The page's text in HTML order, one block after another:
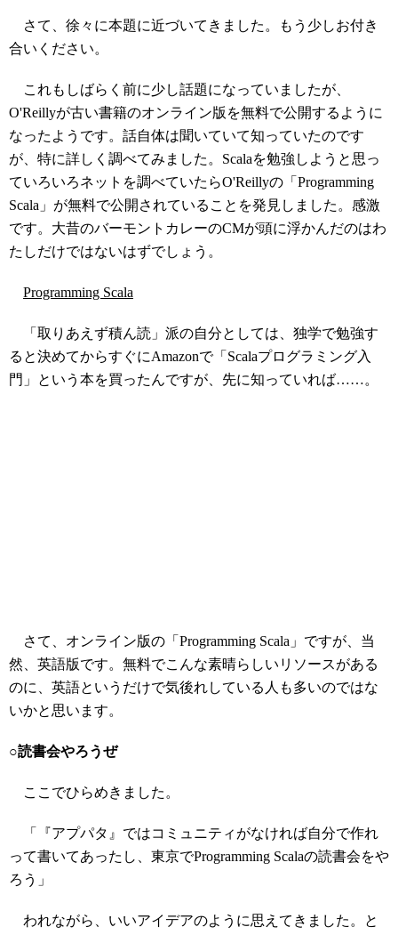
さて、徐々に本題に近づいてきました。もう少しお付き
合いください。
これもしばらく前に少し話題になっていましたが、
O'Reillyが古い書籍のオンライン版を無料で公開するように
なったようです。話自体は聞いていて知っていたのです
が、特に詳しく調べてみました。Scalaを勉強しようと思っ
ていろいろネットを調べていたらO'Reillyの「Programming
Scala」が無料で公開されていることを発見しました。感激
です。大昔のバーモントカレーのCMが頭に浮かんだのはわ
たしだけではないはずでしょう。
Programming Scala
「取りあえず積ん読」派の自分としては、独学で勉強す
ると決めてからすぐにAmazonで「Scalaプログラミング入
門」という本を買ったんですが、先に知っていれば……。
さて、オンライン版の「Programming Scala」ですが、当
然、英語版です。無料でこんな素晴らしいリソースがある
のに、英語というだけで気後れしている人も多いのではな
いかと思います。
○読書会やろうぜ
ここでひらめきました。
「『アプパタ』ではコミュニティがなければ自分で作れ
って書いてあったし、東京でProgramming Scalaの読書会をや
ろう」
われながら、いいアイデアのように思えてきました。と